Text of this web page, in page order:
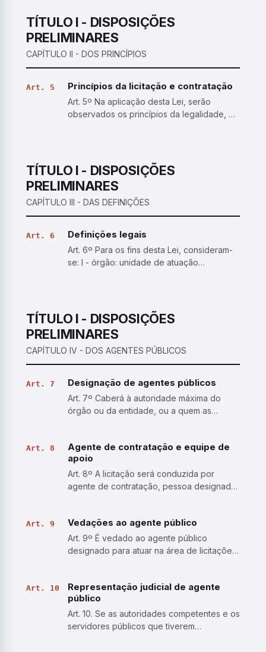
refere o caput deste…
TÍTULO I - DISPOSIÇÕES
PRELIMINARES
CAPÍTULO II - DOS PRINCÍPIOS
Art. 5 Princípios da licitação e contratação
Art. 5º Na aplicação desta Lei, serão
observados os princípios da legalidade, da
igualdade, do planejame…
TÍTULO I - DISPOSIÇÕES
PRELIMINARES
CAPÍTULO III - DAS DEFINIÇÕES
Art. 6 Definições legais
Art. 6º Para os fins desta Lei, consideram-
se: I - órgão: unidade de atuação
Administração Públi…
TÍTULO I - DISPOSIÇÕES
PRELIMINARES
CAPÍTULO IV - DOS AGENTES PÚBLICOS
Art. 7 Designação de agentes públicos
Art. 7º Caberá à autoridade máxima do
órgão ou da entidade, ou a quem as
competências e designar agentes públicos
para o desempenho das funções
essencia…
Art. 8
Agente de contratação e equipe de
apoio
Art. 8º A licitação será conduzida por
agente de contratação, pessoa designada
públicos dos quadros permanentes da
Administração Pública, para tomar dec…
Art. 9 Vedações ao agente público
Art. 9º É vedado ao agente público
designado para atuar na área de licitações
tolerar, nos atos que praticar, situações
que: a) comprome…
Art. 10
Representação judicial de agente
público
Art. 10. Se as autoridades competentes e os
servidores públicos que tiverem